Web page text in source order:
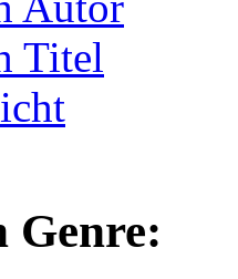
Titel
Genre: